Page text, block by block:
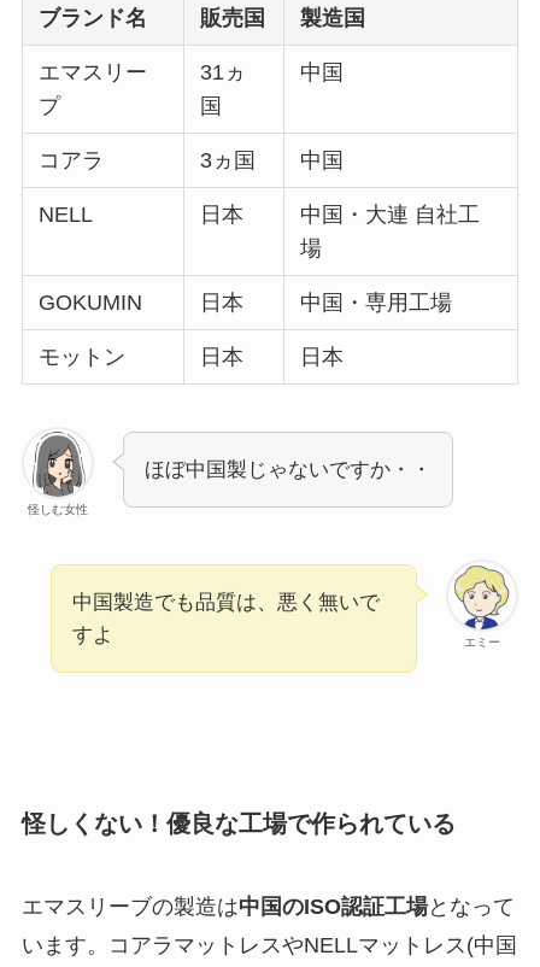
ブランド名 販売国 製造国
エマスリー
プ
31ヵ
国
中国
コアラ 3ヵ国 中国
NELL 日本
中国・大連 自社工
場
GOKUMIN 日本 中国・専用工場
モットン 日本 日本
怪しむ女性
ほぼ中国製じゃないですか・・
エミー
中国製造でも品質は、悪く無いで
すよ
怪しくない！優良な工場で作られている
エマスリーブの製造は中国のISO認証工場となって
います。コアラマットレスやNELLマットレス(中国